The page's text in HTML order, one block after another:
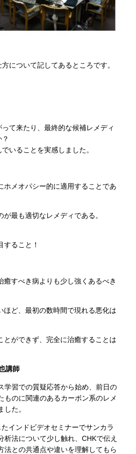
について記してあるところです。
て来たり、最終的な候補レメディ
いることを実感しました。
メオパシー的に適用することであ
最も適切なレメディである。
ること！
すべき病よりも少し強くあるべき
ど、最初の数時間で現れる悪化は
ができず、完全に治癒することは
講師
学習での質疑応答から始め、前日の
ものに関連のあるカーボン系のレメ
た。
インドビデオセミナーでサンカラ
析法について少し触れ、CHKで伝え
法との共通点や違いを理解してもら